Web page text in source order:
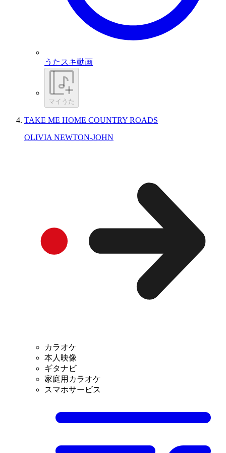
うたスキ動画
マイうた
TAKE ME HOME COUNTRY ROADS
OLIVIA NEWTON-JOHN
カラオケ
本人映像
ギタナビ
家庭用カラオケ
スマホサービス